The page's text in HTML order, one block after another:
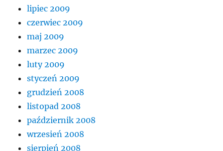
lipiec 2009
czerwiec 2009
maj 2009
marzec 2009
luty 2009
styczeń 2009
grudzień 2008
listopad 2008
październik 2008
wrzesień 2008
sierpień 2008